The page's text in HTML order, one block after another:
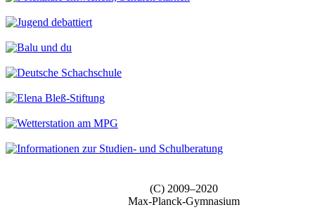
(C) 2009–2020
Max-Planck-Gymnasium